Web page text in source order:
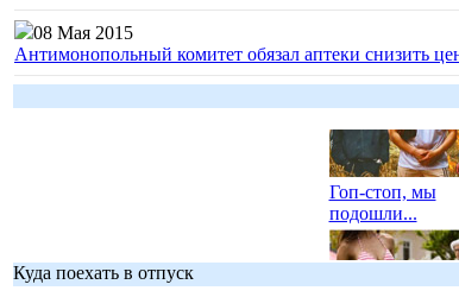
08 Мая 2015
Антимонопольный комитет обязал аптеки снизить
Гоп-стоп, мы
подошли...
Куда поехать в отпуск